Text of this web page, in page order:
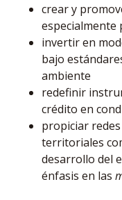
crear y
especialmente
invertir en
bajo
ambiente
redefinir
crédito en
propiciar
territoriales
desarrollo del
énfasis en las